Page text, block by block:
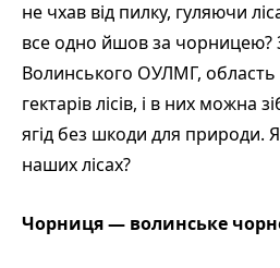
не чхав від пилку, гуляючи
все одно йшов за чорницею?
Волинського ОУЛМГ, область
гектарів лісів, і в них можна
ягід без шкоди для природи.
наших лісах?
Чорниця — волинське